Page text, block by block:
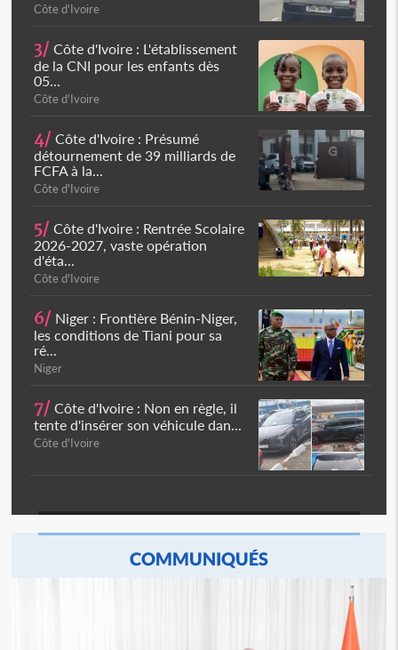
Côte d'Ivoire
3/ Côte d'Ivoire : L'établissement
de la CNI pour les enfants dès
05...
Côte d'Ivoire
4/ Côte d'Ivoire : Présumé
détournement de 39 milliards de
FCFA à la...
Côte d'Ivoire
5/ Côte d'Ivoire : Rentrée Scolaire
2026-2027, vaste opération
d'éta...
Côte d'Ivoire
6/ Niger : Frontière Bénin-Niger,
les conditions de Tiani pour sa
ré...
Niger
7/ Côte d'Ivoire : Non en règle, il
tente d'insérer son véhicule dan...
Côte d'Ivoire
COMMUNIQUÉS